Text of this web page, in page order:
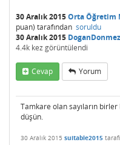
30 Aralık 2015Orta Öğretim
puan) tarafından soruldu
30 Aralık 2015 DoganDonmez
4.4k kez görüntülendi
Cevap Yorum
Tamkare olan sayıların
düşün.
30 Aralık 2015 suitable2015